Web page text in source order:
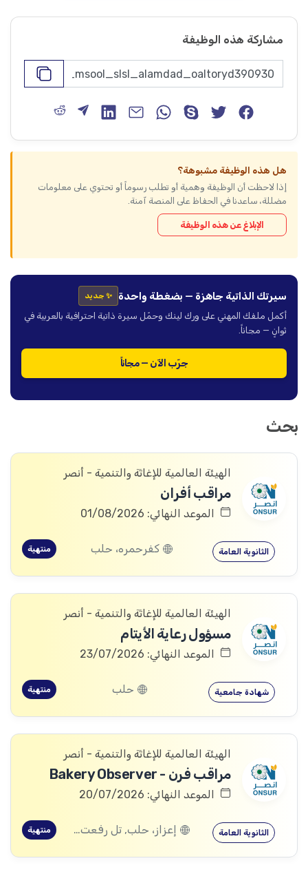
مشاركة هذه الوظيفة
هل هذه الوظيفة مشبوهة؟
إذا لاحظت أن الوظيفة وهمية أو تطلب رسوماً أو تحتوي على معلومات
مضللة، ساعدنا في الحفاظ على المنصة آمنة.
الإبلاغ عن هذه الوظيفة
سيرتك الذاتية جاهزة — بضغطة واحدة ✨ جديد
أكمل ملفك المهني على ورك لينك وحمّل سيرة ذاتية احترافية بالعربية في
ثوانٍ — مجاناً.
جرّب الآن — مجاناً
بحث
الهيئة العالمية للإغاثة والتنمية - أنصر
مراقب أفران
الموعد النهائي: 01/08/2026
الثانوية العامة كفرحمره، حلب منتهية
الهيئة العالمية للإغاثة والتنمية - أنصر
مسؤول رعاية الأيتام
الموعد النهائي: 23/07/2026
شهادة جامعية حلب منتهية
الهيئة العالمية للإغاثة والتنمية - أنصر
مراقب فرن - Bakery Observer
الموعد النهائي: 20/07/2026
الثانوية العامة إعزاز، حلب, تل رفعت، إعزاز، حلب, كفرنبل، إدلب, إدلب, معرة النعمان، إدلب, كفر زيتا، حماة منتهية